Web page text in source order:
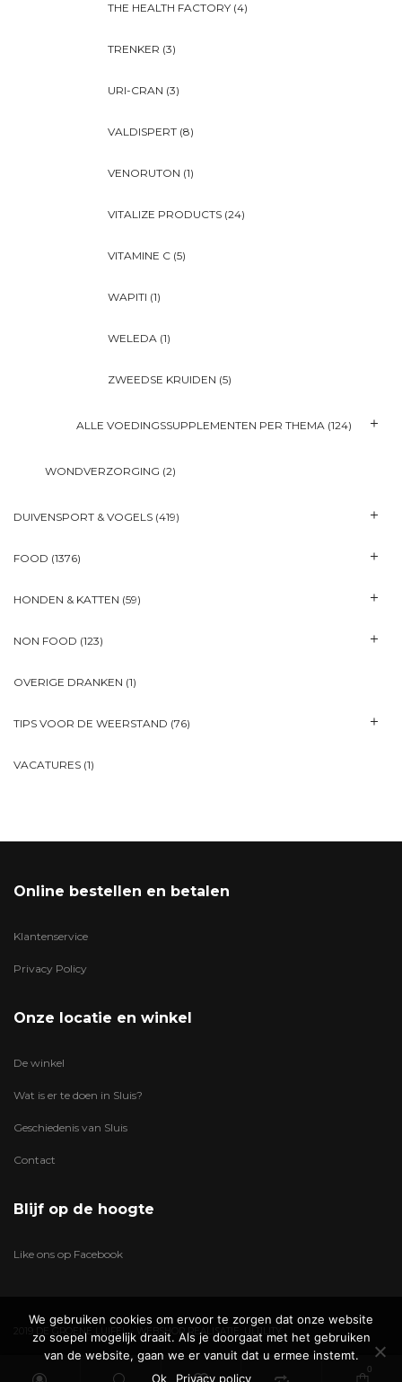
THE HEALTH FACTORY (4)
TRENKER (3)
URI-CRAN (3)
VALDISPERT (8)
VENORUTON (1)
VITALIZE PRODUCTS (24)
VITAMINE C (5)
WAPITI (1)
WELEDA (1)
ZWEEDSE KRUIDEN (5)
ALLE VOEDINGSSUPPLEMENTEN PER THEMA (124)
WONDVERZORGING (2)
DUIVENSPORT & VOGELS (419)
FOOD (1376)
HONDEN & KATTEN (59)
NON FOOD (123)
OVERIGE DRANKEN (1)
TIPS VOOR DE WEERSTAND (76)
VACATURES (1)
Online bestellen en betalen
Klantenservice
Privacy Policy
Onze locatie en winkel
De winkel
Wat is er te doen in Sluis?
Geschiedenis van Sluis
Contact
Blijf op de hoogte
Like ons op Facebook
2019 DE GROENE LUIFEL - WEBSHOP REALISATIE: ULTILITY
0
We gebruiken cookies om ervoor te zorgen dat onze website
zo soepel mogelijk draait. Als je doorgaat met het gebruiken
van de website, gaan we er vanuit dat u ermee instemt.
Ok
Privacy policy